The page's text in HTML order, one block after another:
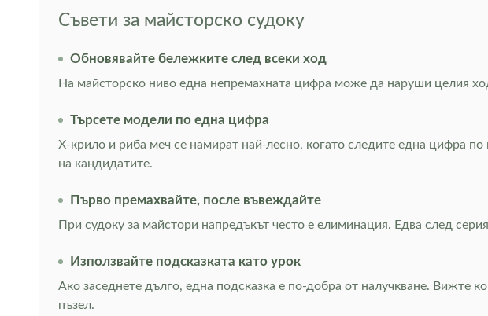
Съвети за майсторско судоку
Обновявайте бележките след всеки ход
На майсторско ниво една непремахната цифра може да наруши целия
Търсете модели по една цифра
Х-крило и риба меч се намират най-лесно, когато следите една цифра
на кандидатите.
Първо премахвайте, после въвеждайте
При судоку за майстори напредъкът често е елиминация. Едва след
Използвайте подсказката като урок
Ако заседнете дълго, една подсказка е по-добра от налучкване. Вижте
пъзел.